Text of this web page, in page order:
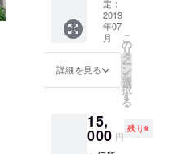
ユー
ザー名
を掲載
いたし
ご了承
くださ
のお色
などは
お選び
いただ
ん。 ※
支援
欄にご
希望の
お名前
ゆの花
房 もろ
みみそ
（兵庫
県豊岡
市）
（兵庫
県豊岡
ルに加
えて、
下記を
お届け
しま
す。
2kg（千
葉県多
古町）
ー谷
の気持
ちが
メール
で届き
ます。
・ウェ
ブ
（https:
//densh
obato.t
okyo）
定：
2019
年07
月
詳細を見る
こ
の
リ
タ
ー
ン
を
選
択
す
る
15,
000 円
残り9